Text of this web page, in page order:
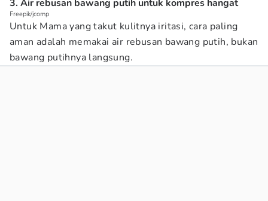
3. Air rebusan bawang putih untuk kompres hangat
Freepik/jcomp
Untuk Mama yang takut kulitnya iritasi, cara paling
aman adalah memakai air rebusan bawang putih, bukan
bawang putihnya langsung.